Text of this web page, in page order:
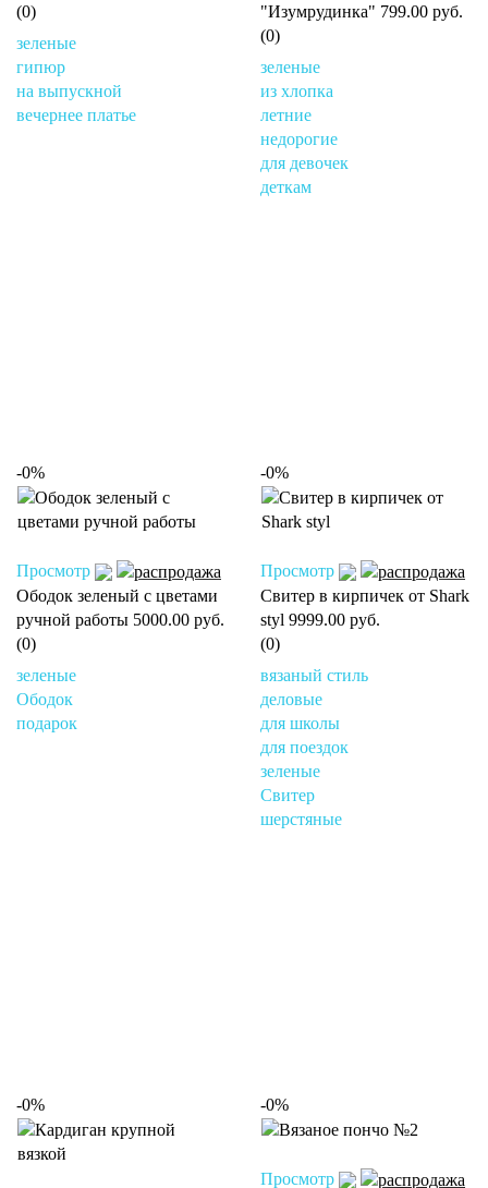
(0)
зеленые
гипюр
на выпускной
вечернее платье
"Изумрудинка" 799.00 руб.
(0)
зеленые
из хлопка
летние
недорогие
для девочек
деткам
-0%
Просмотр
Ободок зеленый с цветами
ручной работы 5000.00 руб.
(0)
зеленые
Ободок
подарок
-0%
Просмотр
Свитер в кирпичек от Shark
styl 9999.00 руб.
(0)
вязаный стиль
деловые
для школы
для поездок
зеленые
Свитер
шерстяные
-0% -0%
Просмотр